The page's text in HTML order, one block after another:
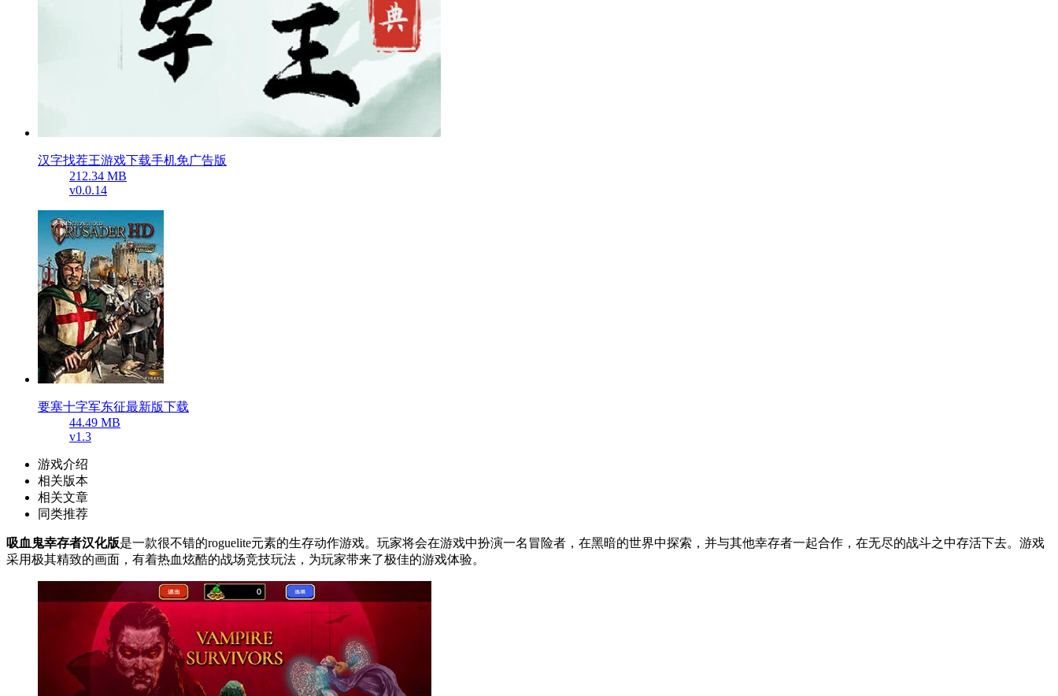
汉字找茬王游戏下载手机免广告版
212.34 MB
v0.0.14
要塞十字军东征最新版下载
44.49 MB
v1.3
游戏介绍
相关版本
相关文章
同类推荐
吸血鬼幸存者汉化版是一款很不错的roguelite元素的生存动作游戏。玩家将会在游戏中扮演一名冒险者，在黑暗的世界中探索，并与其他幸存者一起合作，在无尽的战斗之中存活下去。游戏
采用极其精致的画面，有着热血炫酷的战场竞技玩法，为玩家带来了极佳的游戏体验。